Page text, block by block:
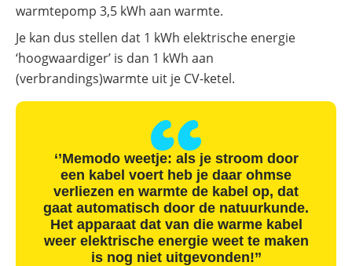
warmtepomp 3,5 kWh aan warmte.
Je kan dus stellen dat 1 kWh elektrische energie
‘hoogwaardiger’ is dan 1 kWh aan
(verbrandings)warmte uit je CV-ketel.
‘’Memodo weetje: als je stroom door
een kabel voert heb je daar ohmse
verliezen en warmte de kabel op, dat
gaat automatisch door de natuurkunde.
Het apparaat dat van die warme kabel
weer elektrische energie weet te maken
is nog niet uitgevonden!’’